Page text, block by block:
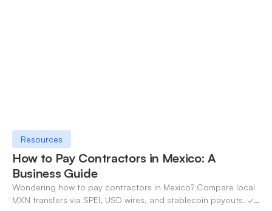
Resources
How to Pay Contractors in Mexico: A
Business Guide
Wondering how to pay contractors in Mexico? Compare local
MXN transfers via SPEI, USD wires, and stablecoin payouts. ✓